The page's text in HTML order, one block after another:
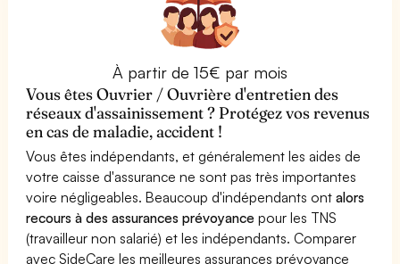
À partir de 15€ par mois
Vous êtes Ouvrier / Ouvrière d'entretien des
réseaux d'assainissement ? Protégez vos revenus
en cas de maladie, accident !
Vous êtes indépendants, et généralement les aides de
votre caisse d'assurance ne sont pas très importantes
voire négligeables. Beaucoup d'indépendants ontalors
recours à des assurances prévoyance pour les TNS
(travailleur non salarié) et les indépendants. Comparer
avec SideCare les meilleures assurances prévoyance